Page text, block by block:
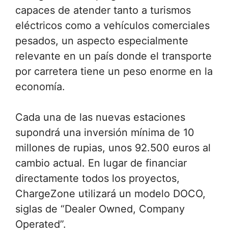
capaces de atender tanto a turismos
eléctricos como a vehículos comerciales
pesados, un aspecto especialmente
relevante en un país donde el transporte
por carretera tiene un peso enorme en la
economía.
Cada una de las nuevas estaciones
supondrá una inversión mínima de 10
millones de rupias, unos 92.500 euros al
cambio actual. En lugar de financiar
directamente todos los proyectos,
ChargeZone utilizará un modelo DOCO,
siglas de “Dealer Owned, Company
Operated”.